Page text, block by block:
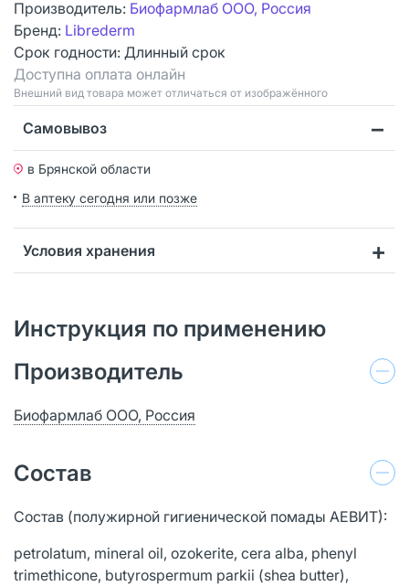
Производитель: Биофармлаб ООО, Россия
Бренд: Librederm
Срок годности: Длинный срок
Доступна оплата онлайн
Bнешний вид товара может отличаться от изображённого
Самовывоз
в Брянской области
В аптеку сегодня или позже
Условия хранения
Инструкция по применению
Производитель
Биофармлаб ООО, Россия
Состав
Состав (полужирной гигиенической помады АЕВИТ):
petrolatum, mineral oil, ozokerite, cera alba, phenyl
trimethicone, butyrospermum parkii (shea butter),